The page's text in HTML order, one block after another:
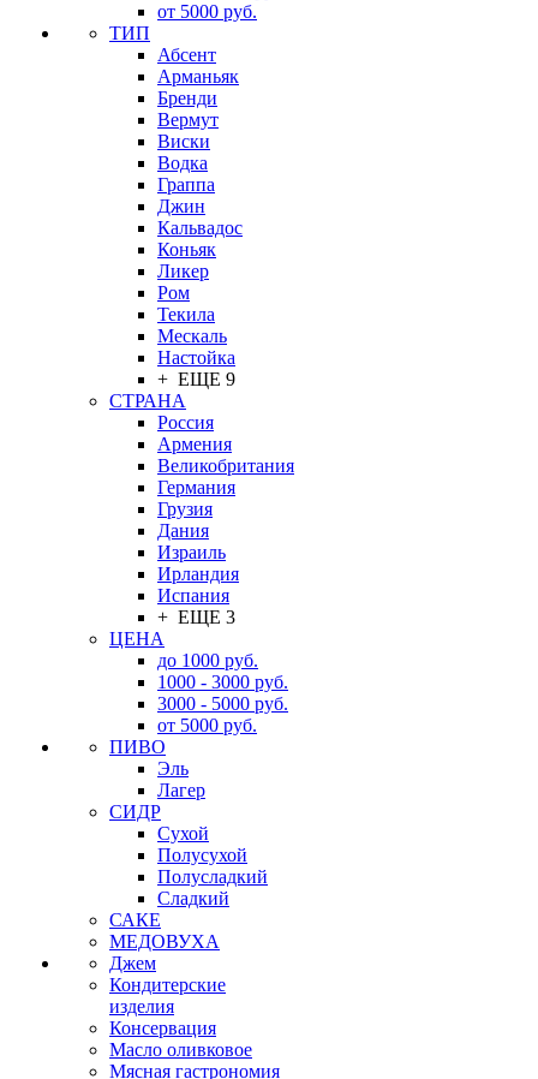
от 5000 руб.
ТИП
Абсент
Арманьяк
Бренди
Вермут
Виски
Водка
Граппа
Джин
Кальвадос
Коньяк
Ликер
Ром
Текила
Мескаль
Настойка
+ ЕЩЕ 9
СТРАНА
Россия
Армения
Великобритания
Германия
Грузия
Дания
Израиль
Ирландия
Испания
+ ЕЩЕ 3
ЦЕНА
до 1000 руб.
1000 - 3000 руб.
3000 - 5000 руб.
от 5000 руб.
ПИВО
Эль
Лагер
СИДР
Сухой
Полусухой
Полусладкий
Сладкий
САКЕ
МЕДОВУХА
Джем
Кондитерские
изделия
Консервация
Масло оливковое
Мясная гастрономия